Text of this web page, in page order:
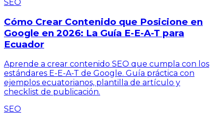
SEO
Cómo Crear Contenido que Posicione en
Google en 2026: La Guía E-E-A-T para
Ecuador
Aprende a crear contenido SEO que cumpla con los
estándares E-E-A-T de Google. Guía práctica con
ejemplos ecuatorianos, plantilla de artículo y
checklist de publicación.
SEO